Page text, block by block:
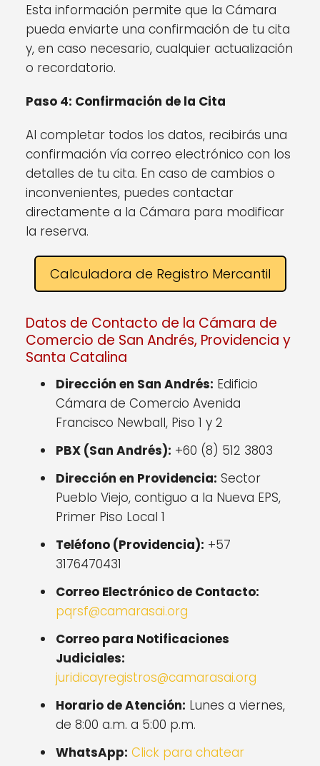
Esta información permite que la Cámara
pueda enviarte una confirmación de tu cita
y, en caso necesario, cualquier actualización
o recordatorio.
Paso 4: Confirmación de la Cita
Al completar todos los datos, recibirás una
confirmación vía correo electrónico con los
detalles de tu cita. En caso de cambios o
inconvenientes, puedes contactar
directamente a la Cámara para modificar
la reserva.
Calculadora de Registro Mercantil
Datos de Contacto de la Cámara de
Comercio de San Andrés, Providencia y
Santa Catalina
Dirección en San Andrés: Edificio
Cámara de Comercio Avenida
Francisco Newball, Piso 1 y 2
PBX (San Andrés): +60 (8) 512 3803
Dirección en Providencia: Sector
Pueblo Viejo, contiguo a la Nueva EPS,
Primer Piso Local 1
Teléfono (Providencia): +57
3176470431
Correo Electrónico de Contacto:
pqrsf@camarasai.org
Correo para Notificaciones
Judiciales:
juridicayregistros@camarasai.org
Horario de Atención: Lunes a viernes,
de 8:00 a.m. a 5:00 p.m.
WhatsApp: Click para chatear